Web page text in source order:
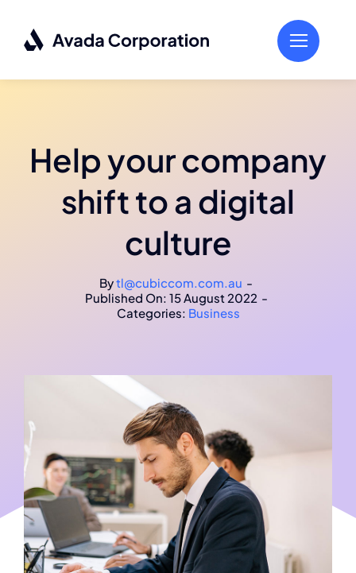
content
Help your company
shift to a digital
culture
Bytl@cubiccom.com.au -
Published On: 15 August 2022 -
Categories: Business